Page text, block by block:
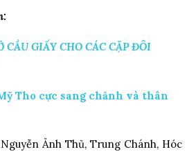
GIẤY CHO CÁC CẶP ĐÔI
Tho cực sang chảnh và thân
Ảnh Thủ, Trung Chánh, Hóc